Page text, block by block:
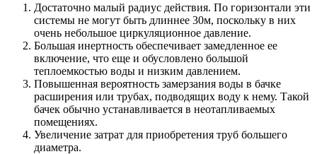
Достаточно малый радиус действия. По горизонтали эти
системы не могут быть длиннее 30м, поскольку в них
очень небольшое циркуляционное давление.
Большая инертность обеспечивает замедленное ее
включение, что еще и обусловлено большой
теплоемкостью воды и низким давлением.
Повышенная вероятность замерзания воды в бачке
расширения или трубах, подводящих воду к нему. Такой
бачек обычно устанавливается в неотапливаемых
помещениях.
Увеличение затрат для приобретения труб большего
диаметра.